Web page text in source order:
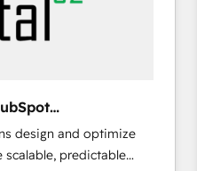
移行支援：Salesforce・
、カスタム設計、履歴
▸ AEO対応：ChatGPT・
ナー認定 ✓ HubSpotアワ
/
以上の導入実績 ✓
pipeline with inbound,
that fuel growth. 👩‍💻
websites with
AEO with tailored
HubSpot with
& maintenance. As
design and optimize
scalable, predictable